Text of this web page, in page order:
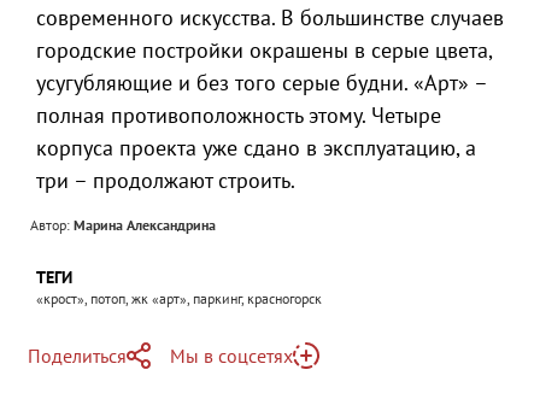
современного искусства. В большинстве случаев
городские постройки окрашены в серые цвета,
усугубляющие и без того серые будни. «Арт» –
полная противоположность этому. Четыре
корпуса проекта уже сдано в эксплуатацию, а
три – продолжают строить.
Автор: Марина Александрина
ТЕГИ
«крост», потоп, жк «арт», паркинг, красногорск
Поделиться
Мы в соцсетях